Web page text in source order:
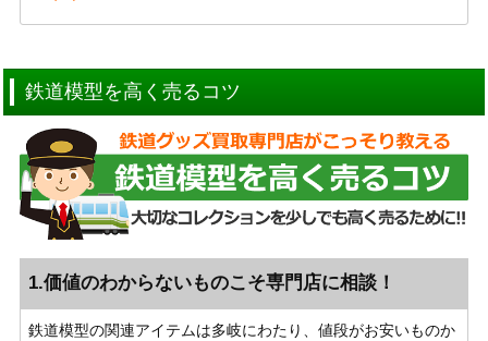
鉄道模型を高く売るコツ
1.価値のわからないものこそ専門店に相談！
鉄道模型の関連アイテムは多岐にわたり、値段がお安いものか